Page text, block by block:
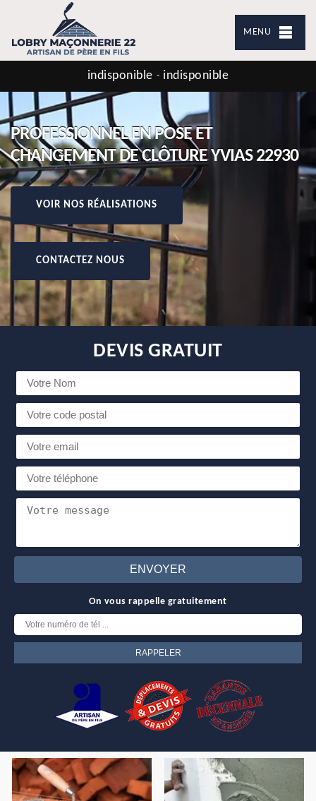
MENU
indisponible - indisponible
PROFESSIONNEL EN POSE ET
CHANGEMENT DE CLÔTURE YVIAS 22930
VOIR NOS RÉALISATIONS
CONTACTEZ NOUS
DEVIS GRATUIT
On vous rappelle gratuitement